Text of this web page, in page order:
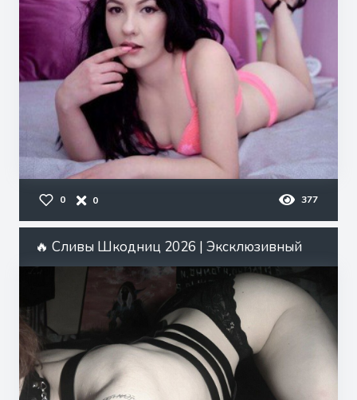
0 0 377
🔥 Сливы Шкодниц 2026 | Эксклюзивный